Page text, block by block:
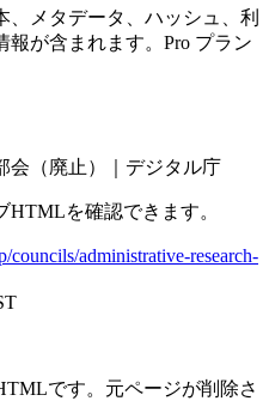
メタデータ、ハッシュ、利
報が含まれます。Pro プラン
会（廃止）｜デジタル庁
を確認できます。
administrative-research-
です。元ページが削除さ